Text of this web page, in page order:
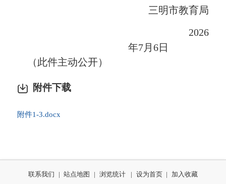
三明市教育局
2026
年7月 6日
（此件主动公开）
附件下载
附件1-3.docx
联系我们 | 站点地图 | 浏览统计 | 设为首页 |
加入收藏